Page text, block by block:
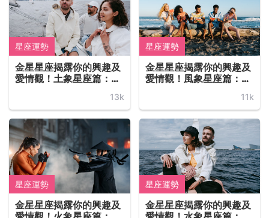
星座運勢
金星星座揭露你的興趣及
愛情觀！土象星座篇：處
13k
星座運勢
金星星座揭露你的興趣及
愛情觀！風象星座篇：水
11k
星座運勢
金星星座揭露你的興趣及
星座運勢
金星星座揭露你的興趣及